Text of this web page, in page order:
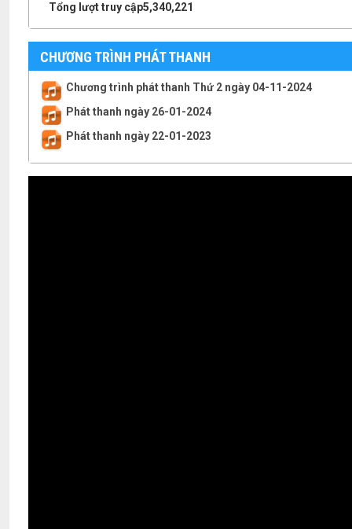
Tổng lượt truy cập5,340,221
CHƯƠNG TRÌNH PHÁT THANH
Chương trình phát thanh Thứ 2 ngày 04-11-2024
Phát thanh ngày 26-01-2024
Phát thanh ngày 22-01-2023